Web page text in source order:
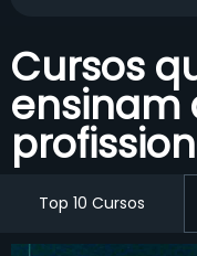
Cursos
ensinam
Top 10 Cursos